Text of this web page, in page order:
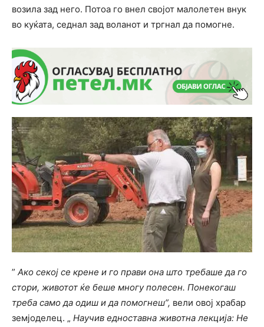
возила зад него. Потоа го внел својот малолетен внук
во куќата, седнал зад воланот и тргнал да помогне.
” Ако секој се крене и го прави она што требаше да го
стори, животот ќе беше многу полесен. Понекогаш
треба само да одиш и да помогнеш”, вели овој храбар
земјоделец. „ Научив едноставна животна лекција: Не